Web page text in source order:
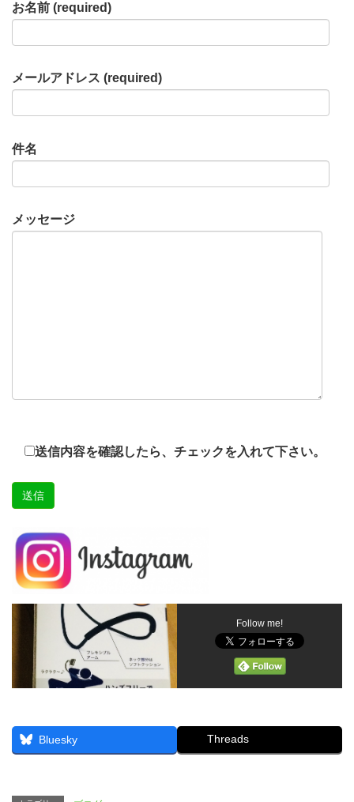
お名前 (required)
メールアドレス (required)
件名
メッセージ
送信内容を確認したら、チェックを入れて下さい。
Follow me!
Bluesky Threads